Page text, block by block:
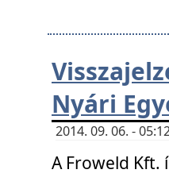
Nyári
2014. 09. 06. -
A Froweld